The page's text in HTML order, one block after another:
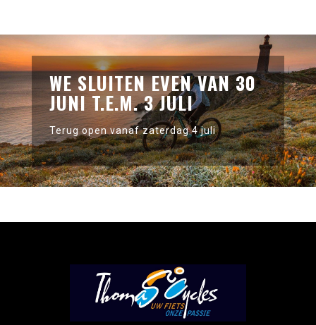
WE SLUITEN EVEN VAN 30
JUNI T.E.M. 3 JULI
Terug open vanaf zaterdag 4 juli